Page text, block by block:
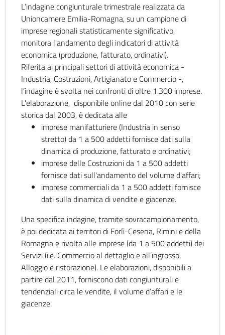
L’indagine congiunturale trimestrale realizzata da
Unioncamere Emilia-Romagna, su un campione di
imprese regionali statisticamente significativo,
monitora l'andamento degli indicatori di attività
economica (produzione, fatturato, ordinativi).
Riferita ai principali settori di attività economica -
Industria, Costruzioni, Artigianato e Commercio -,
l’indagine è svolta nei confronti di oltre 1.300 imprese.
L'elaborazione, disponibile online dal 2010 con serie
storica dal 2003, è dedicata alle
imprese manifatturiere (Industria in senso
stretto) da 1 a 500 addetti fornisce dati sulla
dinamica di produzione, fatturato e ordinativi;
imprese delle Costruzioni da 1 a 500 addetti
fornisce dati sull'andamento del volume d'affari;
imprese commerciali da 1 a 500 addetti fornisce
dati sulla dinamica di vendite e giacenze.
Una specifica indagine, tramite sovracampionamento,
è poi dedicata ai territori di Forlì-Cesena, Rimini e della
Romagna e rivolta alle imprese (da 1 a 500 addetti) dei
Servizi (i.e. Commercio al dettaglio e all’ingrosso,
Alloggio e ristorazione). Le elaborazioni, disponibili a
partire dal 2011, forniscono dati congiunturali e
tendenziali circa le vendite, il volume d’affari e le
giacenze.